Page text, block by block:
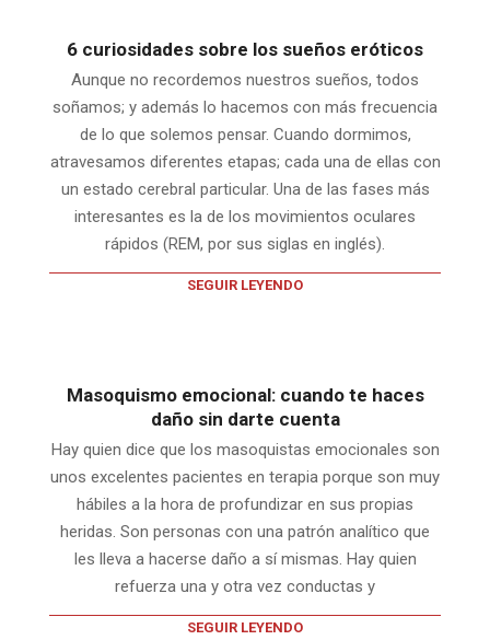
6 curiosidades sobre los sueños eróticos
Aunque no recordemos nuestros sueños, todos
soñamos; y además lo hacemos con más frecuencia
de lo que solemos pensar. Cuando dormimos,
atravesamos diferentes etapas; cada una de ellas con
un estado cerebral particular. Una de las fases más
interesantes es la de los movimientos oculares
rápidos (REM, por sus siglas en inglés).
SEGUIR LEYENDO
Masoquismo emocional: cuando te haces
daño sin darte cuenta
Hay quien dice que los masoquistas emocionales son
unos excelentes pacientes en terapia porque son muy
hábiles a la hora de profundizar en sus propias
heridas. Son personas con una patrón analítico que
les lleva a hacerse daño a sí mismas. Hay quien
refuerza una y otra vez conductas y
SEGUIR LEYENDO